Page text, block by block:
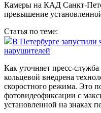
Камеры на КАД Санкт-
превышение
Статья по теме:
В Петербурге запустили
нарушителей
Как уточняет пресс-
кольцевой внедрена
скоростного режима. Это
фотовидеофиксации с
установленной на знаках